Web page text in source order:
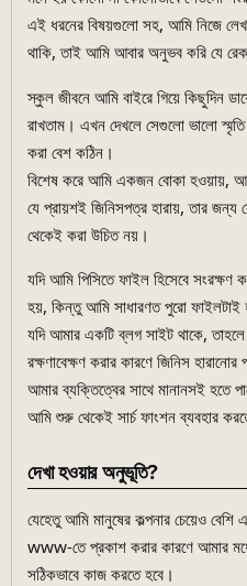
এই ধরনের বিষয়গুলো সহ, আমি নিজে লেখা
থাকি, তাই আমি আবার অনুভব করি যে
স্কুল জীবনে আমি বাইরে গিয়ে কিছুদিন
রাখতাম। এখন দেখলে সেগুলো ভালো
করা বেশ কঠিন।
বিশেষ করে আমি একজন বোকা হওয়ায়,
যে প্রায়শই জিনিসপত্র হারায়, তার
থেকেই করা উচিত নয়।
যদি আমি পিসিতে ফাইল হিসেবে সংরক্ষণ
হয়, কিন্তু আমি সাধারণত পুরো ফাইলটাই
যদি আমার একটি ব্লগ সাইট থাকে,
রক্ষণাবেক্ষণ করার কারণে জিনিস
আমার ব্যক্তিত্বের সাথে মানানসই হতে
আমি শুরু থেকেই সার্চ ফাংশন ব্যবহার
দেখা হওয়ার অনুভূতি?
যেহেতু আমি মানুষের কল্পনার চেয়েও
www-তে প্রকাশ করার কারণে আমার
সঠিকভাবে কাজ করতে হবে।